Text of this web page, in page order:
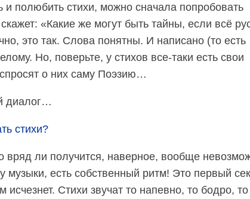
и полюбить стихи, можно сначала попробовать
«Какие же могут быть тайны, если всё
это так. Слова понятны. И написано (то есть
Но, поверьте, у стихов все-таки есть свои
о них саму Поэзию…
диалог…
стихи?
вряд ли получится, наверное, вообще
музыки, есть собственный ритм! Это первый
исчезнет. Стихи звучат то напевно, то бодро, то